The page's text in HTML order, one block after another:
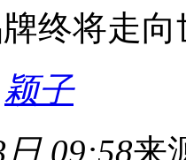
终将走
颖子
09:58来